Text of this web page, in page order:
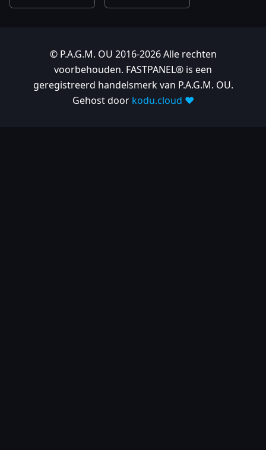
© P.A.G.M. OU 2016-2026 Alle rechten
voorbehouden. FASTPANEL® is een
geregistreerd handelsmerk van P.A.G.M. OU.
Gehost door kodu.cloud ❤️